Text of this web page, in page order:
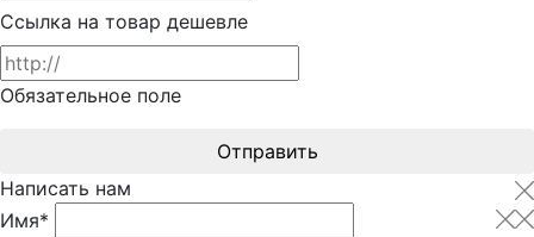
Ссылка на товар дешевле
Обязательное поле
Отправить
Написать нам
Имя*